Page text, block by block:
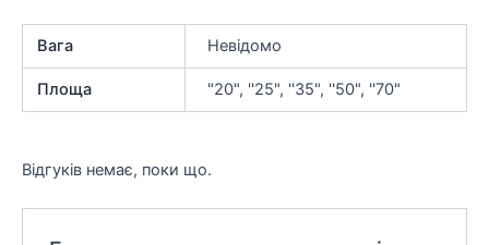
Вага Невідомо
Площа "20", ''25", ''35", ''50", ''70"
Відгуків немає, поки що.